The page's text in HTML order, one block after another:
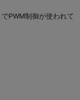
PWM制御が使われて